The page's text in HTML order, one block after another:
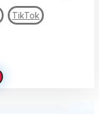
TikTok